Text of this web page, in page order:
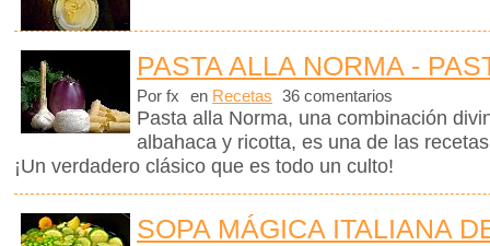
PASTA ALLA NORMA -
Por fx en Recetas 36 comentarios
Pasta alla Norma, una combinación
albahaca y ricotta, es una de las
¡Un verdadero clásico que es todo un culto!
SOPA MÁGICA ITALIANA